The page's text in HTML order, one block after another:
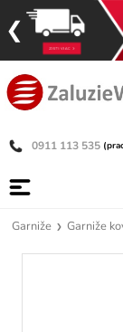
0911 113 535
Garniže Garniže